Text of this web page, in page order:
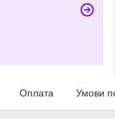
Оплата Умови